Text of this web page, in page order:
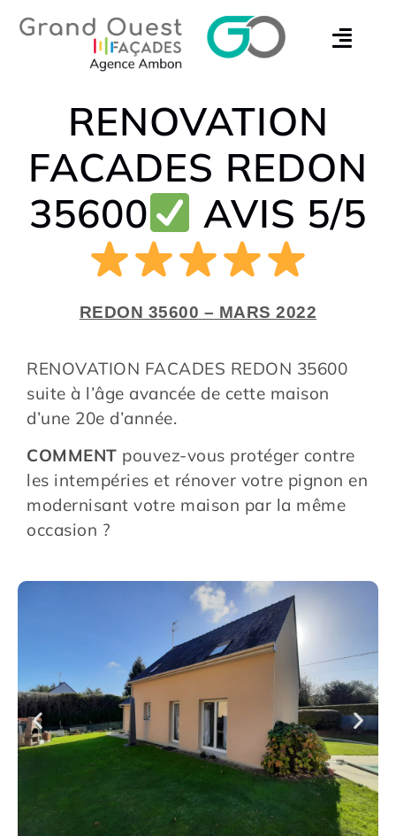
RENOVATION
FACADES REDON
35600
AVIS 5/5
REDON 35600 – MARS 2022
RENOVATION FACADES REDON 35600
suite à l’âge avancée de cette maison
d’une 20e d’année.
COMMENT pouvez-vous protéger contre
les intempéries et rénover votre pignon en
modernisant votre maison par la même
occasion ?